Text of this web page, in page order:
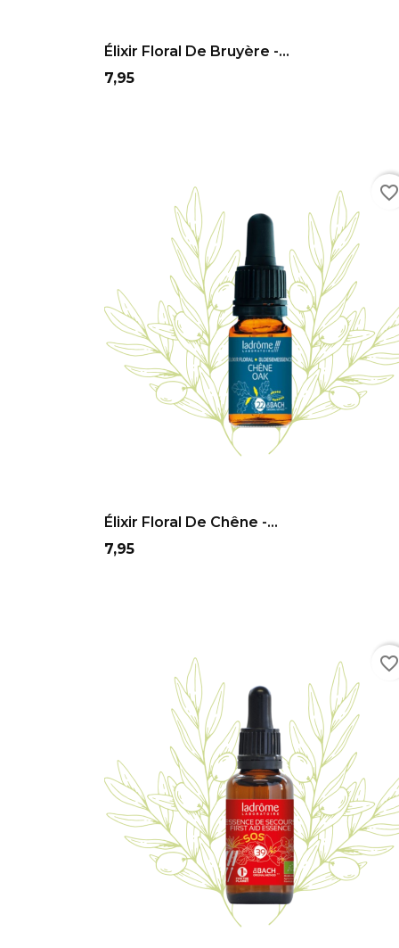
Élixir Floral De Bruyère -...
Prix
7,95
Élixir Floral De Chêne -...
Prix
7,95
favorite_border
favorite_border